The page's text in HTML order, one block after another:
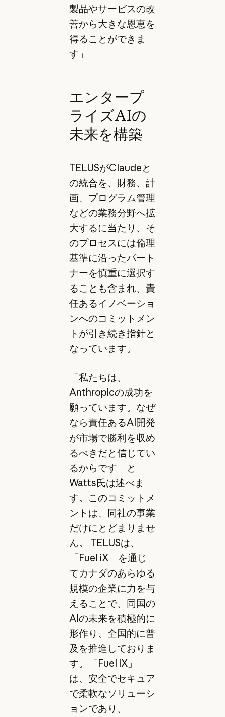
製品やサービスの改
善から大きな恩恵を
得ることができま
す」
エンタープ
ライズAIの
未来を構築
TELUSがClaudeと
の統合を、財務、計
画、プログラム管理
などの業務分野へ拡
大するに当たり、そ
のプロセスには倫理
基準に沿ったパート
ナーを慎重に選択す
ることも含まれ、責
任あるイノベーショ
ンへのコミットメン
トが引き続き指針と
なっています。
「私たちは、
Anthropicの成功を
願っています。なぜ
なら責任あるAI開発
が市場で勝利を収め
るべきだと信じてい
るからです」と
Watts氏は述べま
す。このコミットメ
ントは、同社の事業
だけにとどまりませ
ん。 TELUSは、
「Fuel iX」を通じ
てカナダのあらゆる
規模の企業に力を与
えることで、同国の
AIの未来を積極的に
形作り、全国的に普
及を推進しておりま
す。「Fuel iX」
は、安全でセキュア
で柔軟なソリューシ
ョンであり、